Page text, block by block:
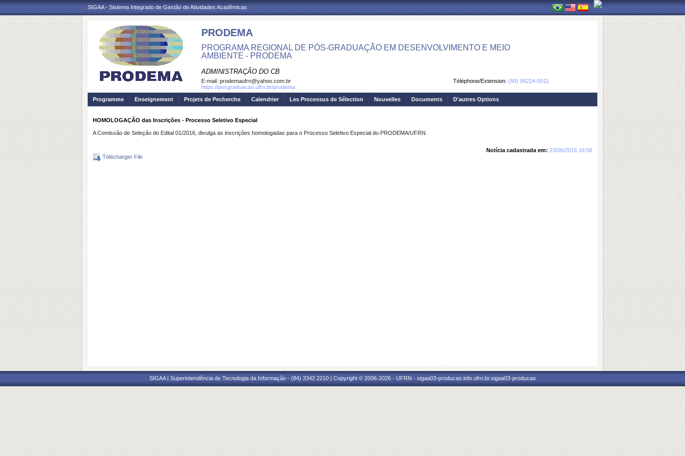
SIGAA - Sistema Integrado de Gestão de Atividades Acadêmicas
PRODEMA
PROGRAMA REGIONAL DE PÓS-GRADUAÇÃO EM DESENVOLVIMENTO E MEIO
AMBIENTE - PRODEMA
ADMINISTRAÇÃO DO CB
Téléphone/Extension: (84) 99224-0011
E-mail: prodemaufrn@yahoo.com.br
https://posgraduacao.ufrn.br/prodema
Programme
Enseignement Projets de Pecherche Calendrier Les Processus de Sélection Nouvelles Documents D'autres Options
HOMOLOGAÇÃO das Inscrições - Processo Seletivo Especial
A Comissão de Seleção do Edital 01/2016, divulga as inscrições homologadas para o Processo Seletivo Especial do PRODEMA/UFRN.
Notícia cadastrada em: 23/06/2016 16:56
Télécharger File
SIGAA | Superintendência de Tecnologia da Informação - (84) 3342 2210 | Copyright © 2006-2026 - UFRN - sigaa03-producao.info.ufrn.br.sigaa03-producao